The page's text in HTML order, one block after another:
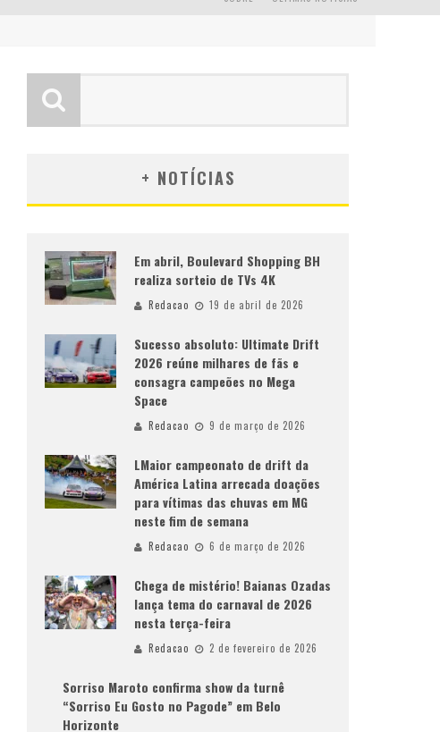
+ NOTÍCIAS
Em abril, Boulevard Shopping BH
realiza sorteio de TVs 4K
Redacao 19 de abril de 2026
Sucesso absoluto: Ultimate Drift
2026 reúne milhares de fãs e
consagra campeões no Mega
Space
Redacao 9 de março de 2026
LMaior campeonato de drift da
América Latina arrecada doações
para vítimas das chuvas em MG
neste fim de semana
Redacao 6 de março de 2026
Chega de mistério! Baianas Ozadas
lança tema do carnaval de 2026
nesta terça-feira
Redacao 2 de fevereiro de 2026
Sorriso Maroto confirma show da turnê
“Sorriso Eu Gosto no Pagode” em Belo
Horizonte